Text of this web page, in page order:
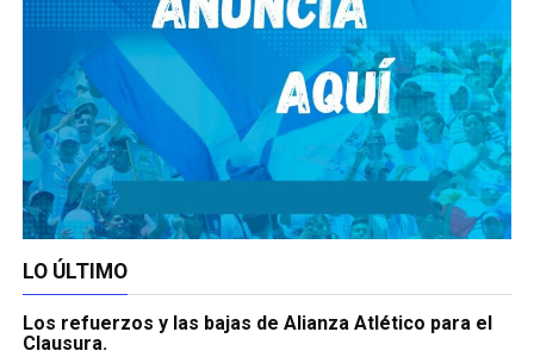
LO ÚLTIMO
Los refuerzos y las bajas de Alianza Atlético para el
Clausura.